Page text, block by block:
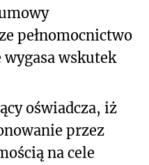
pełnomocnictwo
wygasa wskutek
oświadcza, iż
przez
na cele